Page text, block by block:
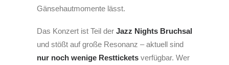
Gänsehautmomente lässt.
Das Konzert ist Teil der Jazz Nights Bruchsal
und stößt auf große Resonanz – aktuell sind
nur noch wenige Resttickets verfügbar. Wer